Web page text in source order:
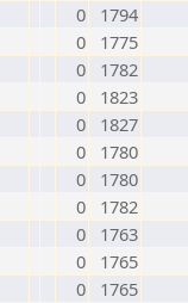
0
1794
0
1775
0
1782
0
1823
0
1827
0
1780
0
1780
0
1782
0
1763
0
1765
0
1765